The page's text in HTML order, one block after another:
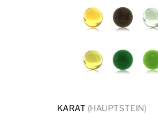
KARAT (HAUPTSTEIN)